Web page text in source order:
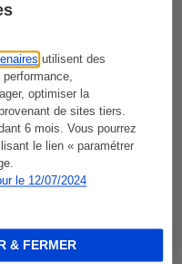
utilisent des
performance,
optimiser la
de sites tiers.
6 mois. Vous pourrez
le lien « paramétrer
le 12/07/2024
& FERMER
CoffeeB (vidéo)